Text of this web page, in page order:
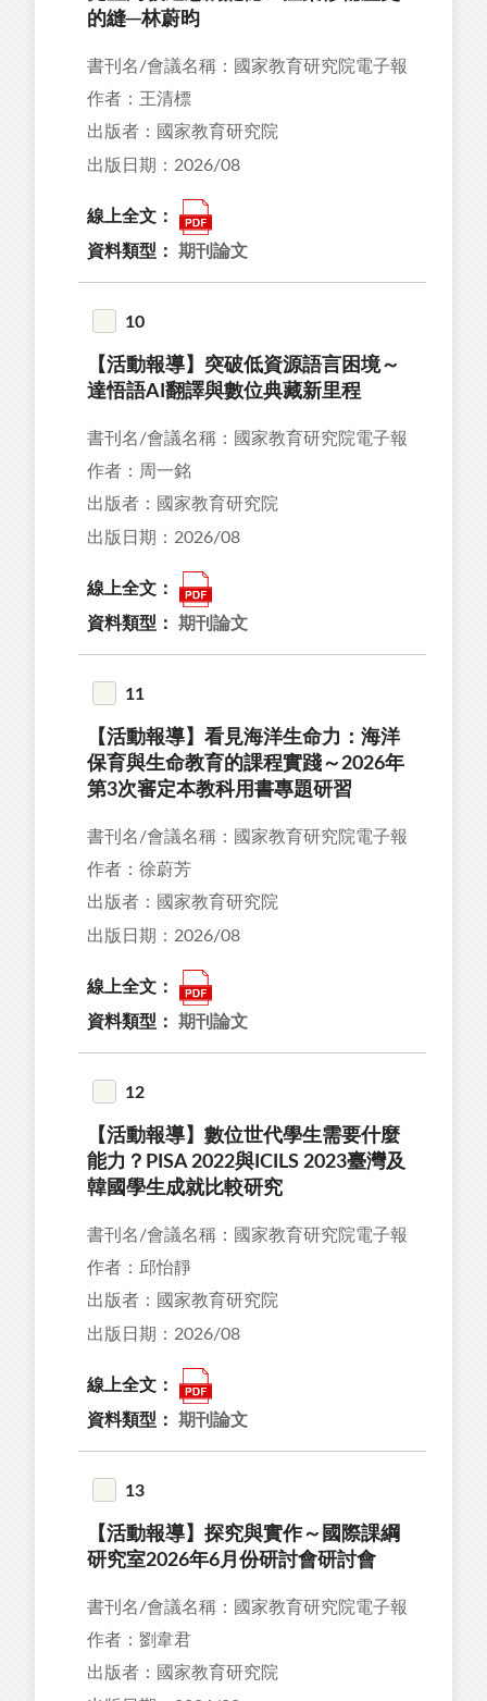
的縫─林蔚昀
書刊名/會議名稱：國家教育研究院電子報
作者：王清標
出版者：國家教育研究院
出版日期：2026/08
線上全文：
資料類型： 期刊論文
10
【活動報導】突破低資源語言困境～
達悟語AI翻譯與數位典藏新里程
書刊名/會議名稱：國家教育研究院電子報
作者：周一銘
出版者：國家教育研究院
出版日期：2026/08
線上全文：
資料類型： 期刊論文
11
【活動報導】看見海洋生命力：海洋
保育與生命教育的課程實踐～2026年
第3次審定本教科用書專題研習
書刊名/會議名稱：國家教育研究院電子報
作者：徐蔚芳
出版者：國家教育研究院
出版日期：2026/08
線上全文：
資料類型： 期刊論文
12
【活動報導】數位世代學生需要什麼
能力？PISA 2022與ICILS 2023臺灣及
韓國學生成就比較研究
書刊名/會議名稱：國家教育研究院電子報
作者：邱怡靜
出版者：國家教育研究院
出版日期：2026/08
線上全文：
資料類型： 期刊論文
13
【活動報導】探究與實作～國際課綱
研究室2026年6月份研討會研討會
書刊名/會議名稱：國家教育研究院電子報
作者：劉韋君
出版者：國家教育研究院